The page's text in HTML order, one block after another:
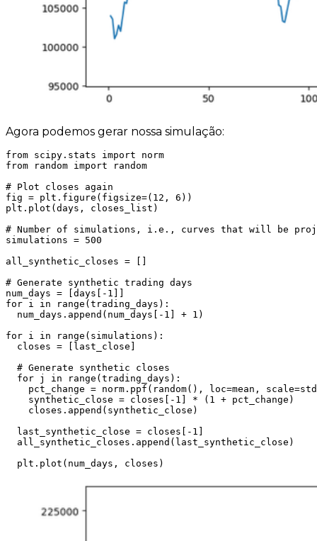
Agora podemos gerar nossa simulação:
from scipy.stats import norm
from random import random
# Plot closes again
fig = plt.figure(figsize=(12, 6))
plt.plot(days, closes_list)
# Number of simulations, i.e., curves that will be
simulations = 500
all_synthetic_closes = []
# Generate synthetic trading days
num_days = [days[-1]]
for i in range(trading_days):
  num_days.append(num_days[-1] + 1)
for i in range(simulations):
  closes = [last_close]
  # Generate synthetic closes
  for j in range(trading_days):
pct_change = norm.ppf(random(), loc=mean,
    synthetic_close = closes[-1] * (1 + pct_change)
    closes.append(synthetic_close)
  last_synthetic_close = closes[-1]
  all_synthetic_closes.append(last_synthetic_close)
  plt.plot(num_days, closes)